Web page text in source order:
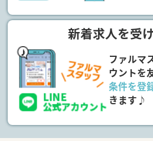
新着求人を受
ファルマ
ウントを
条件を登
きます♪